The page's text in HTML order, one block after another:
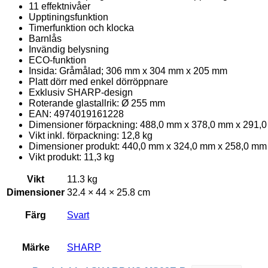
11 effektnivåer
Upptiningsfunktion
Timerfunktion och klocka
Barnlås
Invändig belysning
ECO-funktion
Insida: Gråmålad; 306 mm x 304 mm x 205 mm
Platt dörr med enkel dörröppnare
Exklusiv SHARP-design
Roterande glastallrik: Ø 255 mm
EAN: 4974019161228
Dimensioner förpackning: 488,0 mm x 378,0 mm x
Vikt inkl. förpackning: 12,8 kg
Dimensioner produkt: 440,0 mm x 324,0 mm x 258,0 mm
Vikt produkt: 11,3 kg
Vikt
11.3 kg
Dimensioner 32.4 × 44 × 25.8 cm
Färg Svart
Märke SHARP